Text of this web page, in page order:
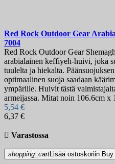
Red Rock Outdoor Gear
7004
Red Rock Outdoor Gear
arabialainen keffiyeh-huivi, joka
tuulelta ja hiekalta.
optimaalinen suoja saadaan
ympärille. Huivit tästä
armeijassa. Mitat noin 106.6cm x
5,54 €
6,37 €
 Varastossa
shopping_cartLisää ostoskoriin Buy